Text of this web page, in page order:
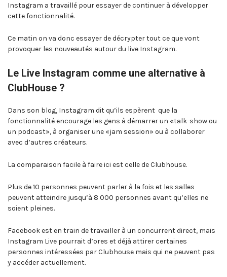
Instagram a travaillé pour essayer de continuer à développer
cette fonctionnalité.
Ce matin on va donc essayer de décrypter tout ce que vont
provoquer les nouveautés autour du live Instagram.
Le Live Instagram comme une alternative à
ClubHouse ?
Dans son blog, Instagram dit qu’ils espèrent que la
fonctionnalité encourage les gens à démarrer un «talk-show ou
un podcast», à organiser une «jam session» ou à collaborer
avec d’autres créateurs.
La comparaison facile à faire ici est celle de Clubhouse.
Plus de 10 personnes peuvent parler à la fois et les salles
peuvent atteindre jusqu’à 8 000 personnes avant qu’elles ne
soient pleines.
Facebook est en train de travailler à un concurrent direct, mais
Instagram Live pourrait d’ores et déjà attirer certaines
personnes intéressées par Clubhouse mais qui ne peuvent pas
y accéder actuellement.